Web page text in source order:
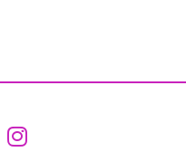
Aceder ao
Aceder ao